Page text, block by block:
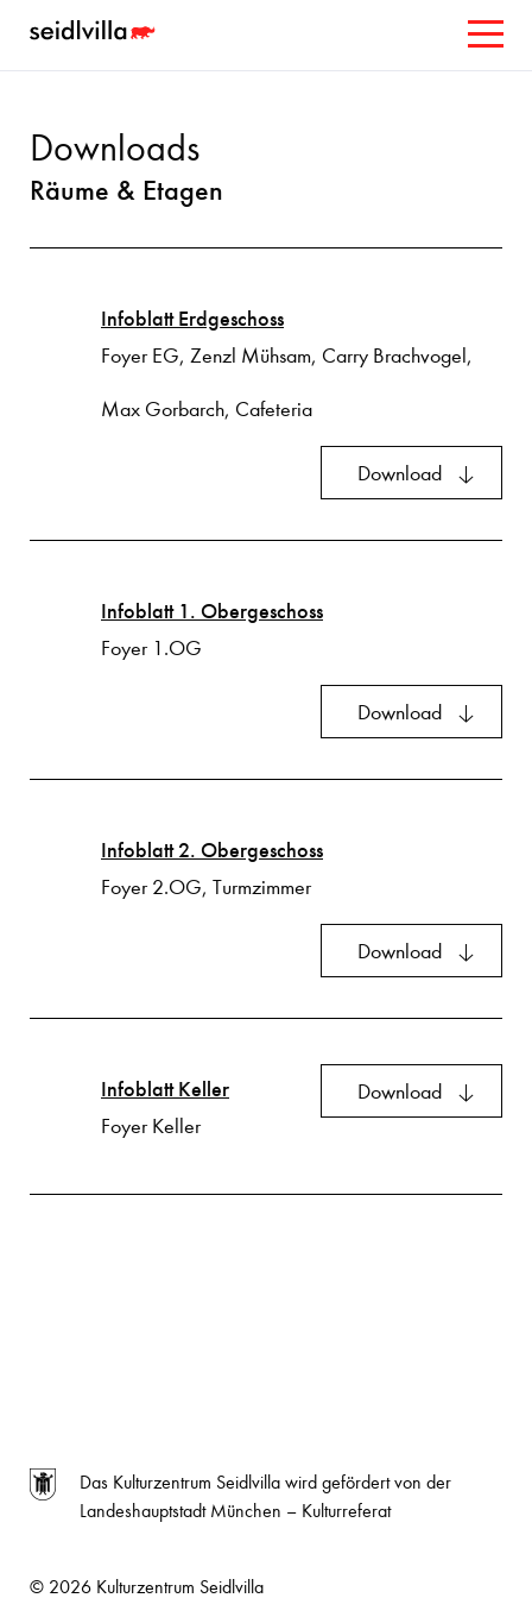
Downloads
Räume & Etagen
Infoblatt Erdgeschoss
Foyer EG, Zenzl Mühsam, Carry Brachvogel,
Max Gorbarch, Cafeteria
Download
Infoblatt 1. Obergeschoss
Foyer 1.OG
Download
Infoblatt 2. Obergeschoss
Foyer 2.OG, Turmzimmer
Download
Infoblatt Keller
Foyer Keller
Download
Das Kulturzentrum Seidlvilla wird gefördert von der
Landeshauptstadt München – Kulturreferat
© 2026 Kulturzentrum Seidlvilla